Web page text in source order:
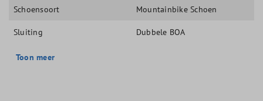
Schoensoort Mountainbike Schoen
Sluiting Dubbele BOA
Toon meer